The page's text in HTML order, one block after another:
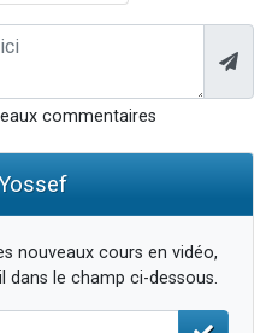
commentaires
nouveaux cours en vidéo,
dans le champ ci-dessous.